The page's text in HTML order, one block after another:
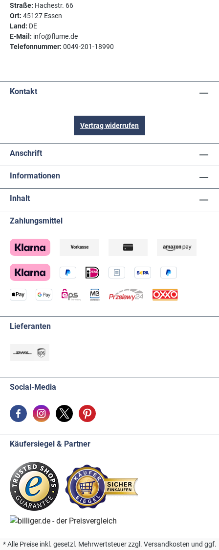
Straße: Hachestr. 66
Ort: 45127 Essen
Land: DE
E-Mail: info@flume.de
Telefonnummer: 0049-201-18990
Kontakt
Vertrag widerrufen
Anschrift
Informationen
Inhalt
Zahlungsmittel
Lieferanten
Social-Media
Käufersiegel & Partner
* Alle Preise inkl. gesetzl. Mehrwertsteuer zzgl. Versandkosten und ggf.